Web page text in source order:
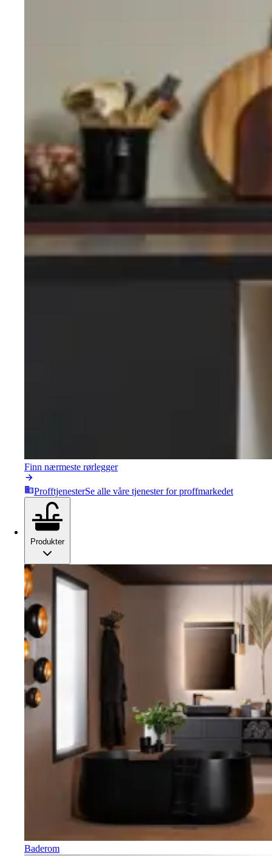
Finn nærmeste rørlegger
ProfftjenesterSe alle våre tjenester for proffmarkedet
Produkter
Baderom